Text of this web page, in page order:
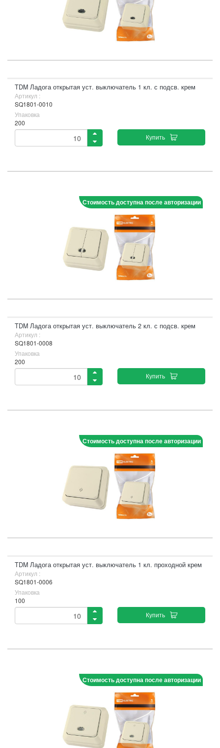
TDM Ладога открытая уст. выключатель 1 кл. с подсв. крем
Артикул :
SQ1801-0010
Упаковка
200
Купить
Стоимость доступна после авторизации
TDM Ладога открытая уст. выключатель 2 кл. с подсв. крем
Артикул :
SQ1801-0008
Упаковка
200
Купить
Стоимость доступна после авторизации
TDM Ладога открытая уст. выключатель 1 кл. проходной крем
Артикул :
SQ1801-0006
Упаковка
100
Купить
Стоимость доступна после авторизации